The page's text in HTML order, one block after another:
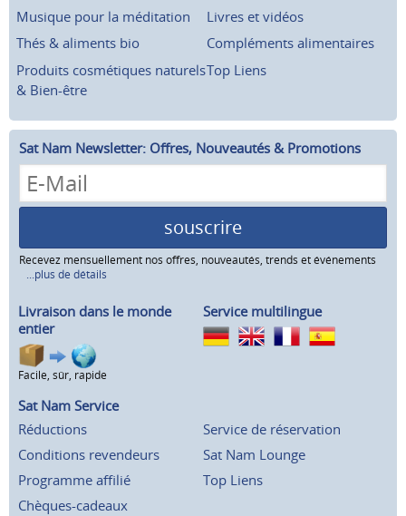
Musique pour la méditation
Livres et vidéos
Thés & aliments bio
Compléments alimentaires
Produits cosmétiques naturels
& Bien-être
Top Liens
Sat Nam Newsletter: Offres, Nouveautés & Promotions
souscrire
Recevez mensuellement nos offres, nouveautés, trends et événements
...plus de détails
Livraison dans le monde
entier
Facile, sûr, rapide
Service multilingue
Sat Nam Service
Réductions
Conditions revendeurs
Programme affilié
Chèques-cadeaux
Service de réservation
Sat Nam Lounge
Top Liens